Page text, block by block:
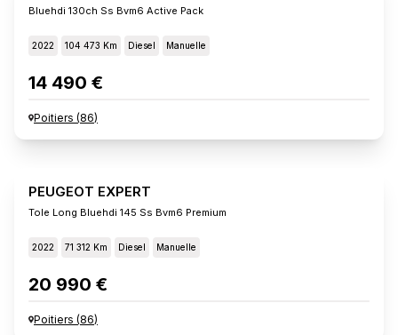
Bluehdi 130ch Ss Bvm6 Active Pack
2022 104 473 Km Diesel Manuelle
14 490 €
Poitiers (86)
PEUGEOT EXPERT
Tole Long Bluehdi 145 Ss Bvm6 Premium
2022 71 312 Km Diesel Manuelle
20 990 €
Poitiers (86)